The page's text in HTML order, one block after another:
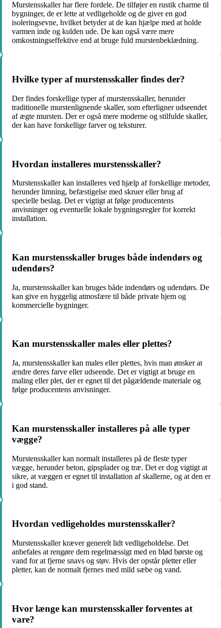
Murstensskaller har flere fordele. De tilføjer en rustik charme til
bygninger, de er lette at vedligeholde og de giver en god
isoleringsevne, hvilket betyder at de kan hjælpe med at holde
varmen inde og kulden ude. De kan også være mere
omkostningseffektive end at bruge fuld murstenbeklædning.
Hvilke typer af murstensskaller findes der?
Der findes forskellige typer af murstensskaller, herunder
traditionelle murstenlignende skaller, som efterligner udseendet
af ægte mursten. Der er også mere moderne og stilfulde skaller,
der kan have forskellige farver og teksturer.
Hvordan installeres murstensskaller?
Murstensskaller kan installeres ved hjælp af forskellige metoder,
herunder limning, befæstigelse med skruer eller brug af
specielle beslag. Det er vigtigt at følge producentens
anvisninger og eventuelle lokale bygningsregler for korrekt
installation.
Kan murstensskaller bruges både indendørs og
udendørs?
Ja, murstensskaller kan bruges både indendørs og udendørs. De
kan give en hyggelig atmosfære til både private hjem og
kommercielle bygninger.
Kan murstensskaller males eller plettes?
Ja, murstensskaller kan males eller plettes, hvis man ønsker at
ændre deres farve eller udseende. Det er vigtigt at bruge en
maling eller plet, der er egnet til det pågældende materiale og
følge producentens anvisninger.
Kan murstensskaller installeres på alle typer
vægge?
Murstensskaller kan normalt installeres på de fleste typer
vægge, herunder beton, gipsplader og træ. Det er dog vigtigt at
sikre, at væggen er egnet til installation af skallerne, og at den er
i god stand.
Hvordan vedligeholdes murstensskaller?
Murstensskaller kræver generelt lidt vedligeholdelse. Det
anbefales at rengøre dem regelmæssigt med en blød børste og
vand for at fjerne snavs og støv. Hvis der opstår pletter eller
pletter, kan de normalt fjernes med mild sæbe og vand.
Hvor længe kan murstensskaller forventes at
vare?